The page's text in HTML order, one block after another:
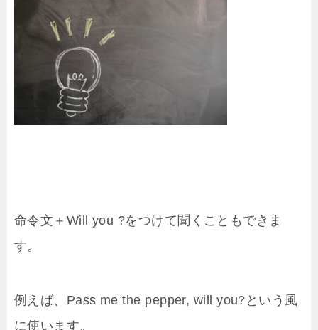
命令文＋Will you ?をつけて聞くこともできま
す。
例えば、Pass me the pepper, will you?という風
に使います。